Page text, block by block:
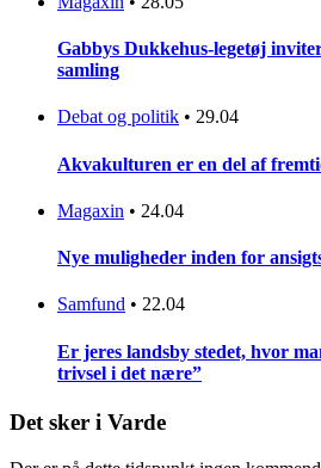
Gabbys Dukkehus-legetøj
samling
Debat og politik • 29.04
Akvakulturen er en del af
Magaxin • 24.04
Nye muligheder inden for
Samfund • 22.04
Er jeres landsby stedet, hvor
trivsel i det nære”
Det sker i Varde